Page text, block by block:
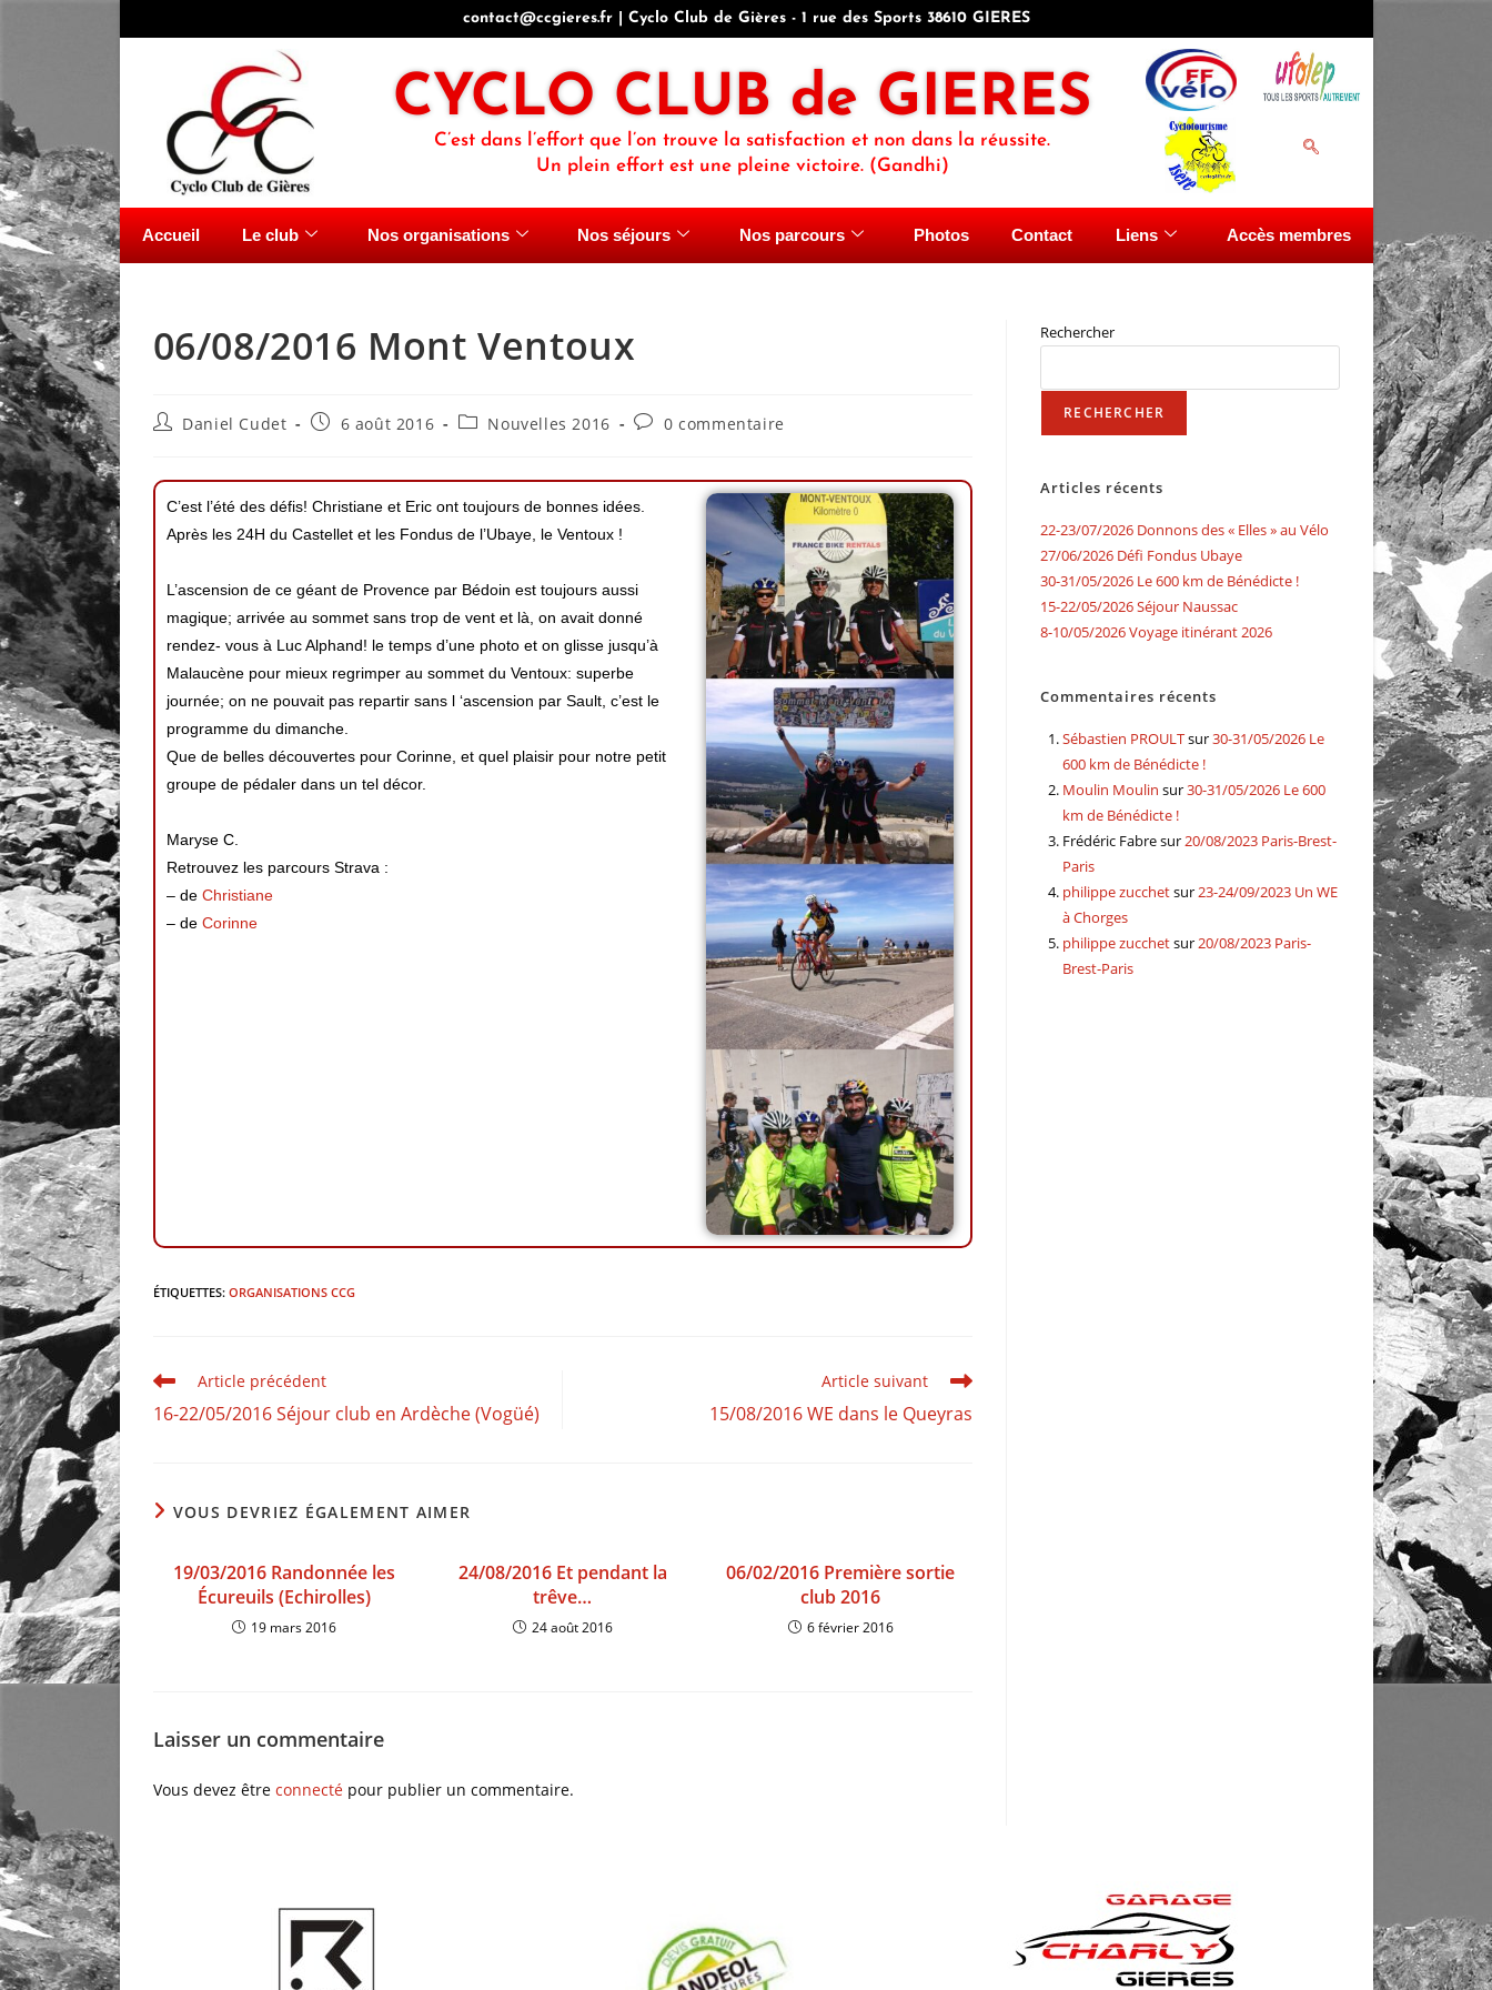
contact@ccgieres.fr | Cyclo Club de Gières - 1 rue des Sports 38610 GIERES
CYCLO CLUB de GIERES
C’est dans l’effort que l’on trouve la satisfaction et non dans la réussite.
Un plein effort est une pleine victoire. (Gandhi)
Accueil Le club Nos organisations Nos séjours Nos parcours Photos Contact Liens Accès membres
06/08/2016 Mont Ventoux
Daniel Cudet 6 août 2016 Nouvelles 2016 0 commentaire
C’est l’été des défis! Christiane et Eric ont toujours de bonnes idées.
Après les 24H du Castellet et les Fondus de l’Ubaye, le Ventoux !
L’ascension de ce géant de Provence par Bédoin est toujours aussi
magique; arrivée au sommet sans trop de vent et là, on avait donné
rendez- vous à Luc Alphand! le temps d’une photo et on glisse jusqu’à
Malaucène pour mieux regrimper au sommet du Ventoux: superbe
journée; on ne pouvait pas repartir sans l ‘ascension par Sault, c’est le
programme du dimanche.
Que de belles découvertes pour Corinne, et quel plaisir pour notre petit
groupe de pédaler dans un tel décor.
Maryse C.
Retrouvez les parcours Strava :
– de Christiane
– de Corinne
ÉTIQUETTES: ORGANISATIONS CCG
Article précédent
16-22/05/2016 Séjour club en Ardèche (Vogüé)
Article suivant
15/08/2016 WE dans le Queyras
VOUS DEVRIEZ ÉGALEMENT AIMER
19/03/2016 Randonnée les
Écureuils (Echirolles)
19 mars 2016
24/08/2016 Et pendant la
trêve…
24 août 2016
06/02/2016 Première sortie
club 2016
6 février 2016
Laisser un commentaire
Vous devez être connectépour publier un commentaire.
Rechercher
RECHERCHER
Articles récents
22-23/07/2026 Donnons des « Elles » au Vélo
27/06/2026 Défi Fondus Ubaye
30-31/05/2026 Le 600 km de Bénédicte !
15-22/05/2026 Séjour Naussac
8-10/05/2026 Voyage itinérant 2026
Commentaires récents
Sébastien PROULTsur30-31/05/2026 Le
600 km de Bénédicte !
Moulin Moulin sur30-31/05/2026 Le 600
km de Bénédicte !
Frédéric Fabresur20/08/2023 Paris-Brest-
Paris
philippe zucchetsur23-24/09/2023 Un WE
à Chorges
philippe zucchetsur20/08/2023 Paris-
Brest-Paris